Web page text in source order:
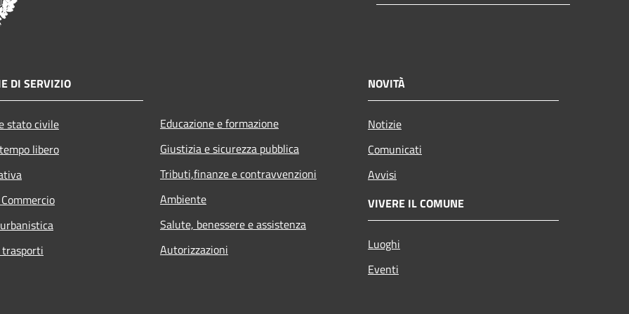
DI SERVIZIO
stato civile
libero
Educazione e formazione
Giustizia e sicurezza pubblica
Tributi,finanze e contravvenzioni
Ambiente
Salute, benessere e assistenza
Autorizzazioni
NOVITÀ
Notizie
Comunicati
Avvisi
VIVERE IL COMUNE
Luoghi
Eventi